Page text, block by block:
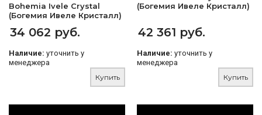
Bohemia Ivele Crystal
(Богемия Ивеле Кристалл)
34 062 руб.
Наличие: уточнить у
менеджера
Купить
(Богемия Ивеле Кристалл)
42 361 руб.
Наличие: уточнить у
менеджера
Купить